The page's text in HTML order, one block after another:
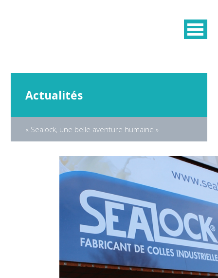
Actualités
« Sealock, une belle aventure humaine »